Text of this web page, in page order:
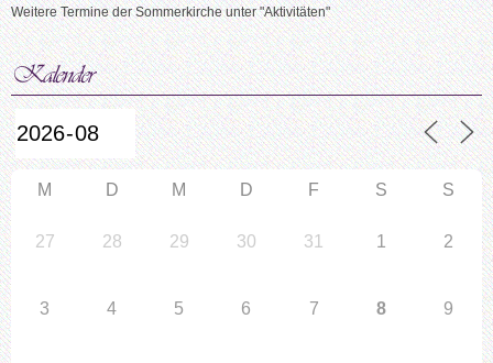
Weitere Termine der Sommerkirche unter "Aktivitäten"
M D M D F S S
27 28 29 30 31 1 2
3 4 5 6 7 8 9